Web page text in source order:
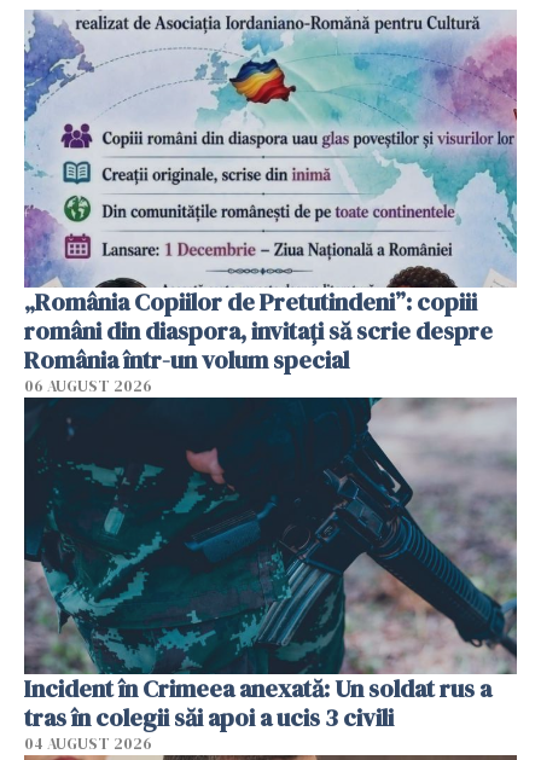
„România Copiilor de Pretutindeni”: copiii
români din diaspora, invitați să scrie despre
România într-un volum special
06 AUGUST 2026
Incident în Crimeea anexată: Un soldat rus a
tras în colegii săi apoi a ucis 3 civili
04 AUGUST 2026